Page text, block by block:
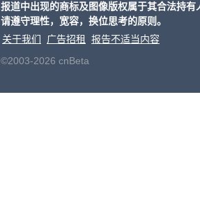
事线
报道中出现的商标及图像版权属于其合法持
请遵守理性，宽容，换位思考的原则。
关于我们
广告招租
报告不适当内容
©2003-2026 cnBeta